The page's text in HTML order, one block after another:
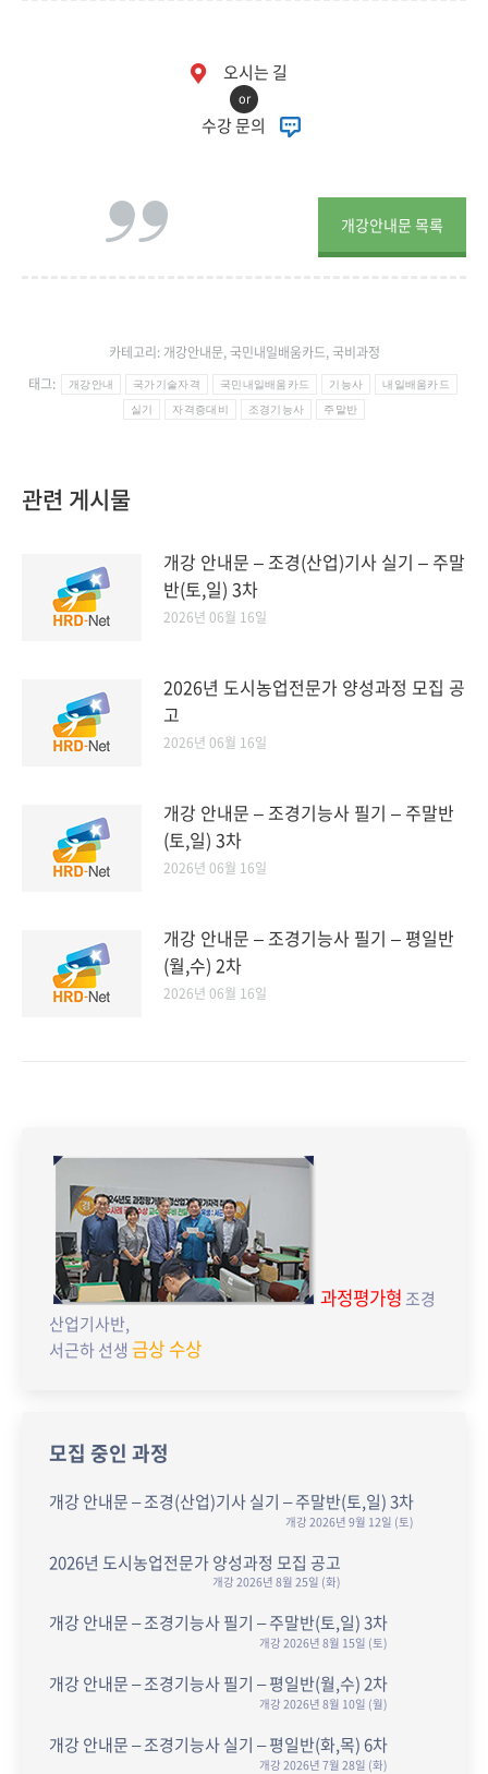
오시는 길
or
수강 문의
개강안내문 목록
카테고리: 개강안내문,국민내일배움카드,국비과정
태그:
개강안내 국가기술자격 국민내일배움카드 기능사 내일배움카드
실기 자격증대비 조경기능사 주말반
관련 게시물
개강 안내문 – 조경(산업)기사 실기 – 주말
반(토,일) 3차
2026년 06월 16일
2026년 도시농업전문가 양성과정 모집 공
고
2026년 06월 16일
개강 안내문 – 조경기능사 필기 – 주말반
(토,일) 3차
2026년 06월 16일
개강 안내문 – 조경기능사 필기 – 평일반
(월,수) 2차
2026년 06월 16일
과정평가형조경
산업기사반,
서근하 선생 금상 수상
모집 중인 과정
개강 안내문 – 조경(산업)기사 실기 – 주말반(토,일) 3차
개강 2026년 9월 12일 (토)
2026년 도시농업전문가 양성과정 모집 공고
개강 2026년 8월 25일 (화)
개강 안내문 – 조경기능사 필기 – 주말반(토,일) 3차
개강 2026년 8월 15일 (토)
개강 안내문 – 조경기능사 필기 – 평일반(월,수) 2차
개강 2026년 8월 10일 (월)
개강 안내문 – 조경기능사 실기 – 평일반(화,목) 6차
개강 2026년 7월 28일 (화)